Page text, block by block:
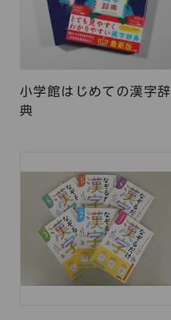
小学館はじめての漢字辞
典